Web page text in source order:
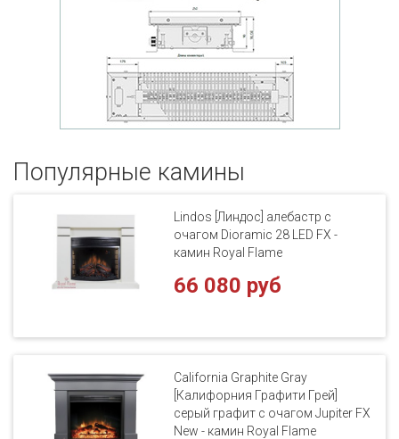
Популярные кaмины
Lindos [Линдос] алебастр с
очагом Dioramic 28 LED FX -
камин Royal Flame
66 080 руб
California Graphite Gray
[Калифорния Графити Грей]
серый графит с очагом Jupiter FX
New - камин Royal Flame